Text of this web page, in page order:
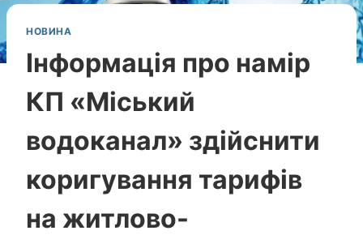
НОВИНА
Інформація про намір
КП «Міський
водоканал» здійснити
коригування тарифів
на житлово-